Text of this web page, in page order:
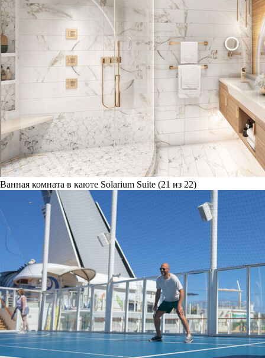
Ванная комната в каюте Solarium Suite (21 из 22)